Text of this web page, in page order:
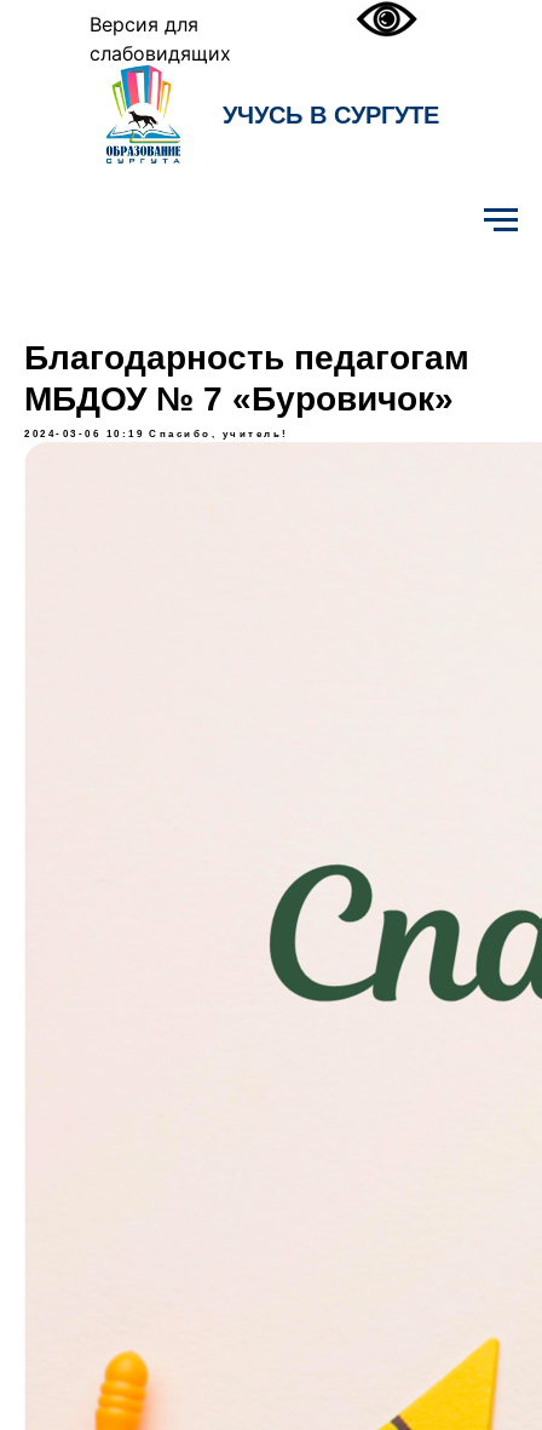
Версия для
слабовидящих
УЧУСЬ В СУРГУТЕ
Благодарность педагогам
МБДОУ № 7 «Буровичок»
2024-03-06 10:19 Спасибо, учитель!